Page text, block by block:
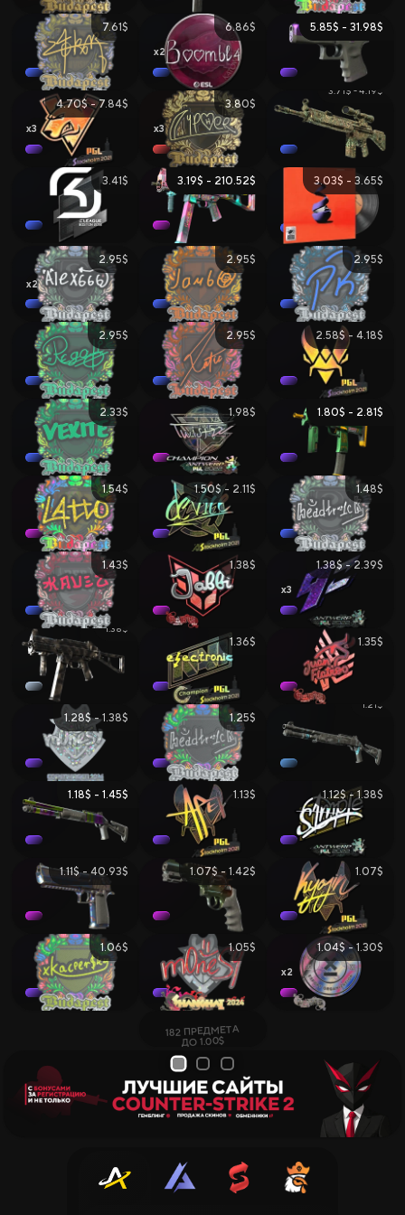
7.61$
2
6.86$ 5.85$ - 31.98$
3
4.70$ - 7.84$
3
3.80$
3.71$ - 4.19$
3.41$ 3.19$ - 210.52$ 3.03$ - 3.65$
2
2.95$ 2.95$ 2.95$
2.95$ 2.95$ 2.58$ - 4.18$
2.33$ 1.98$ 1.80$ - 2.81$
1.54$ 1.50$ - 2.11$ 1.48$
1.43$ 1.38$
3
1.38$ - 2.39$
1.38$
1.36$ 1.35$
1.28$ - 1.38$ 1.25$
1.21$
1.18$ - 1.45$ 1.13$ 1.12$ - 1.38$
1.11$ - 40.93$ 1.07$ - 1.42$ 1.07$
1.06$ 1.05$
2
1.04$ - 1.30$
182 ПРЕДМЕТА
ДО 1.00$
1 2 3